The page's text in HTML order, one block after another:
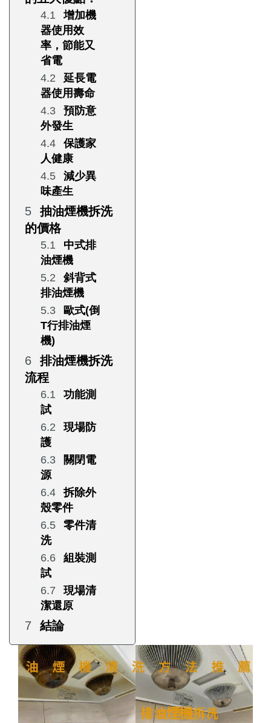
增加機
器使用效
率，節能又
省電
延長電
器使用壽命
預防意
外發生
保護家
人健康
減少異
味產生
抽油煙機拆洗
的價格
中式排
油煙機
斜背式
排油煙機
歐式(倒
T行排油煙
機)
排油煙機拆洗
流程
功能測
試
現場防
護
關閉電
源
拆除外
殼零件
零件清
洗
組裝測
試
現場清
潔還原
結論